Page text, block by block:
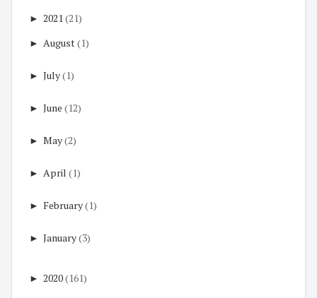
► 2021 (21)
► August(1)
► July(1)
► June (12)
► May(2)
► April (1)
► February(1)
► January(3)
► 2020(161)